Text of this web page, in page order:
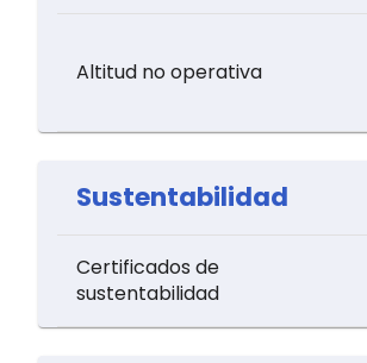
Altitud no operativa
Sustentabilidad
Certificados de
sustentabilidad